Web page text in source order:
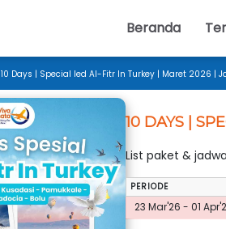
Beranda
10 Days | Special Ied Al-Fitr In Turkey | Maret 2026 |
10 DAYS |
List paket &
PERIODE
23 Mar'26 - 01